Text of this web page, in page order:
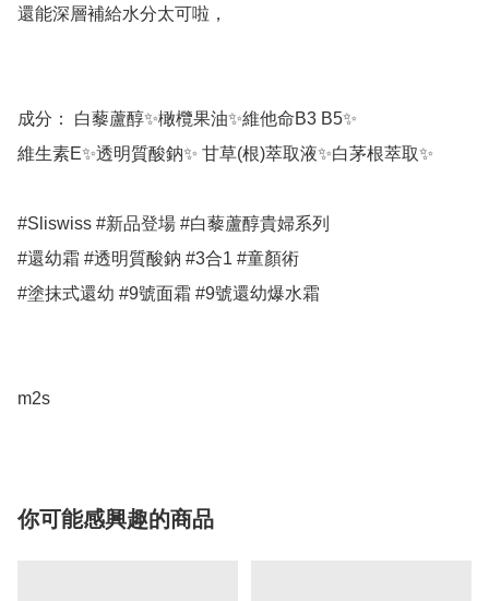
還能深層補給水分太可啦，
成分： 白藜蘆醇✨橄欖果油✨維他命B3 B5✨
維生素E✨透明質酸鈉✨ 甘草(根)萃取液✨白茅根萃取✨
#Sliswiss #新品登場 #白藜蘆醇貴婦系列
#還幼霜 #透明質酸鈉 #3合1 #童顏術
#塗抹式還幼 #9號面霜 #9號還幼爆水霜
m2s
你可能感興趣的商品